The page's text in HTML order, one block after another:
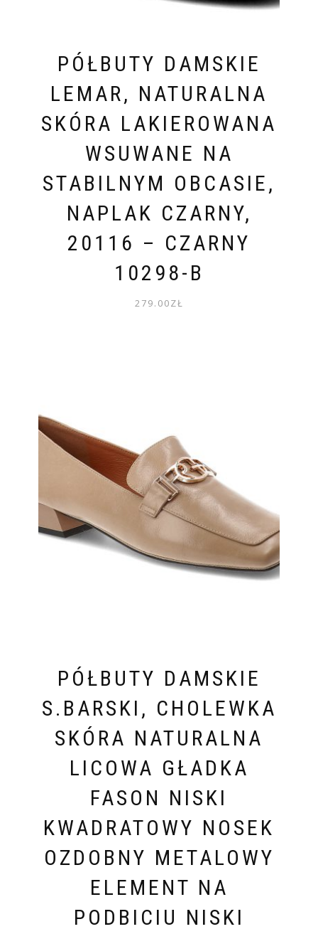
PÓŁBUTY DAMSKIE
LEMAR, NATURALNA
SKÓRA LAKIEROWANA
WSUWANE NA
STABILNYM OBCASIE,
NAPLAK CZARNY,
20116 – CZARNY
10298-B
279.00ZŁ
PÓŁBUTY DAMSKIE
S.BARSKI, CHOLEWKA
SKÓRA NATURALNA
LICOWA GŁADKA
FASON NISKI
KWADRATOWY NOSEK
OZDOBNY METALOWY
ELEMENT NA
PODBICIU NISKI